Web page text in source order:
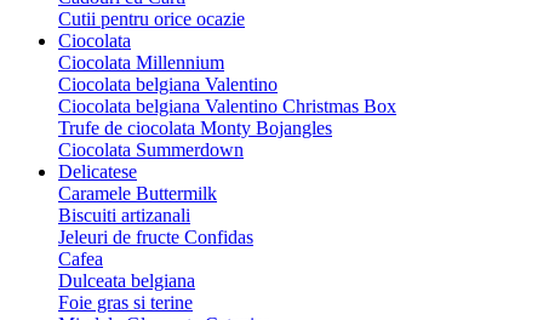
Cutii pentru orice ocazie
Ciocolata
Ciocolata Millennium
Ciocolata belgiana Valentino
Ciocolata belgiana Valentino Christmas Box
Trufe de ciocolata Monty Bojangles
Ciocolata Summerdown
Delicatese
Caramele Buttermilk
Biscuiti artizanali
Jeleuri de fructe Confidas
Cafea
Dulceata belgiana
Foie gras si terine